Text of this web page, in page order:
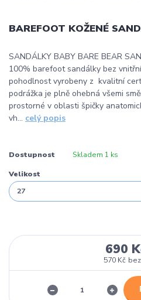
BAREFOOT KOŽENÉ
SANDÁLKY BABY BARE BEAR
100% barefoot sandálky bez
pohodlnost vyrobeny z kvalitní
podrážka je plně ohebná všemi
prostorné v oblasti špičky
vh... celý popis
Dostupnost Skladem 1 ks
Velikost
690
570 Kč